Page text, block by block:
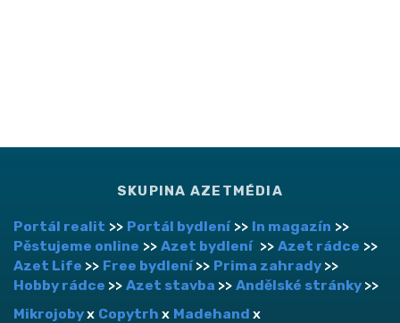
SKUPINA AZETMÉDIA
Portál realit >> Portál bydlení>> In magazín >>
Pěstujeme online >> Azet bydlení >> Azet rádce >>
Azet Life >> Free bydlení>> Prima zahrady >>
Hobby rádce >> Azet stavba >> Andělské stránky >>
Mikrojobyx Copytrh x Madehand x